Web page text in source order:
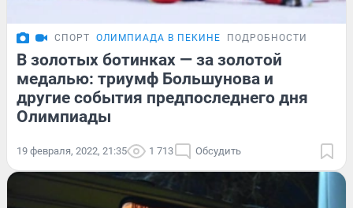
СПОРТ ОЛИМПИАДА В ПЕКИНЕ ПОДРОБНОСТИ
В золотых ботинках — за золотой
медалью: триумф Большунова и
другие события предпоследнего дня
Олимпиады
19 февраля, 2022, 21:35 1 713 Обсудить